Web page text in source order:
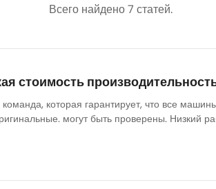
Всего найдено 7 статей.
стоимость
которая гарантирует, что все
могут быть проверены. Низкий